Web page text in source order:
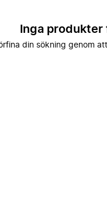
Inga produkter
din sökning genom